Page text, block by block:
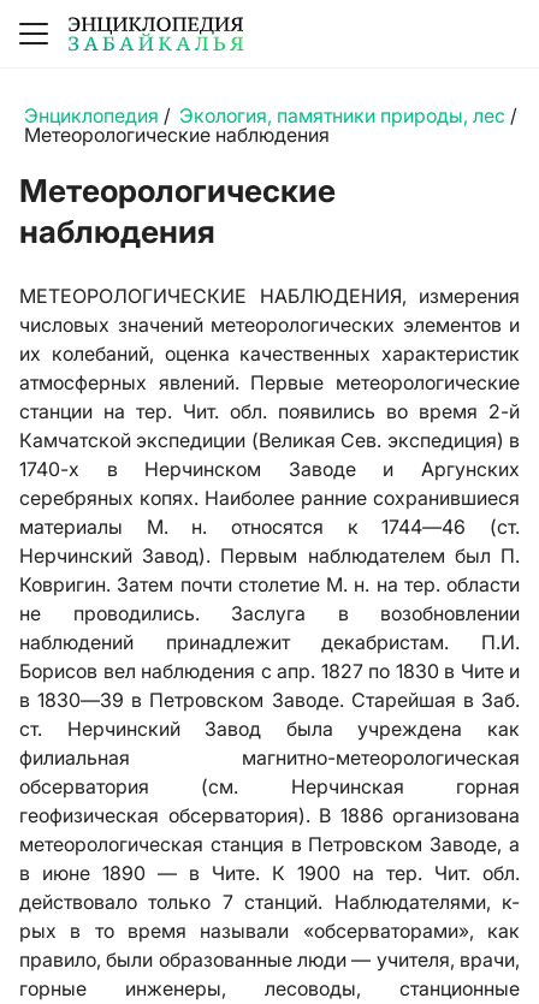
Энциклопедия / Экология, памятники природы, лес /
Метеорологические наблюдения
Метеорологические
наблюдения
МЕТЕОРОЛОГИЧЕСКИЕ НАБЛЮДЕНИЯ, измерения
числовых значений метеорологических элементов и
их колебаний, оценка качественных характеристик
атмосферных явлений. Первые метеорологические
станции на тер. Чит. обл. появились во время 2-й
Камчатской экспедиции (Великая Сев. экспедиция) в
1740-х в Нерчинском Заводе и Аргунских
серебряных копях. Наиболее ранние сохранившиеся
материалы М. н. относятся к 1744—46 (ст.
Нерчинский Завод). Первым наблюдателем был П.
Ковригин. Затем почти столетие М. н. на тер. области
не проводились. Заслуга в возобновлении
наблюдений принадлежит декабристам. П.И.
Борисов вел наблюдения с апр. 1827 по 1830 в Чите и
в 1830—39 в Петровском Заводе. Старейшая в Заб.
ст. Нерчинский Завод была учреждена как
филиальная магнитно-метеорологическая
обсерватория (см. Нерчинская горная
геофизическая обсерватория). В 1886 организована
метеорологическая станция в Петровском Заводе, а
в июне 1890 — в Чите. К 1900 на тер. Чит. обл.
действовало только 7 станций. Наблюдателями, к-
рых в то время называли «обсерваторами», как
правило, были образованные люди — учителя, врачи,
горные инженеры, лесоводы, станционные